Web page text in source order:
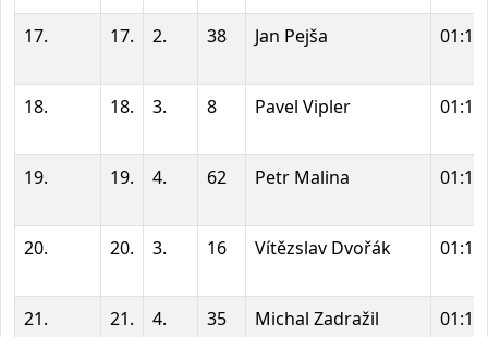
17. 17. 2. 38 Jan Pejša
18. 18. 3. 8 Pavel Vipler
19. 19. 4. 62 Petr Malina
20. 20. 3. 16 Vítězslav Dvořák
21. 21. 4. 35 Michal Zadražil